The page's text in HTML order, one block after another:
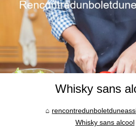
Whisky sans
Whisky sans alcool